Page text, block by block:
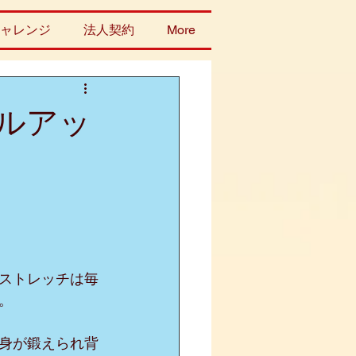
レンジ 法人契約 More
アッ
トレッチは毎
が鍛えられ背